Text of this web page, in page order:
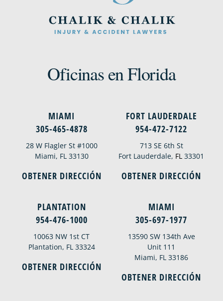
Oficinas en Florida
MIAMI
305-465-4878
28 W Flagler St #1000
Miami, FL 33130
OBTENER DIRECCIÓN
FORT LAUDERDALE
954-472-7122
713 SE 6th St
Fort Lauderdale, FL 33301
OBTENER DIRECCIÓN
PLANTATION
954-476-1000
10063 NW 1st CT
Plantation, FL 33324
OBTENER DIRECCIÓN
MIAMI
305-697-1977
13590 SW 134th Ave
Unit 111
Miami, FL 33186
OBTENER DIRECCIÓN